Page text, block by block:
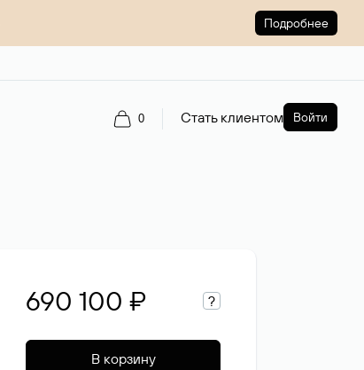
Подробнее
0 Стать клиентом Войти
690 100 ₽ ?
В корзину